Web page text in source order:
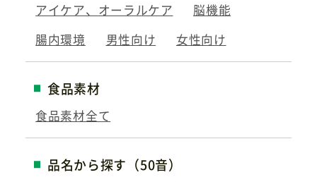
アイケア、オーラルケア
脳機能
腸内環境
男性向け 女性向け
食品素材
食品素材全て
品名から探す（50音）